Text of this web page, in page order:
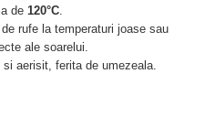
de 120°C.
rufe la temperaturi joase sau
ale soarelui.
aerisit, ferita de umezeala.